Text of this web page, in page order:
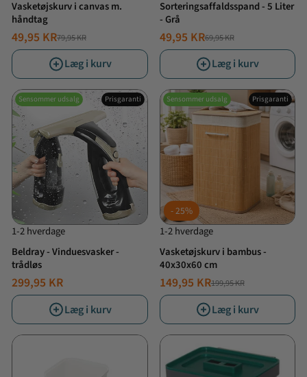
Vasketøjskurv i canvas m.
håndtag
NORMALPRIS
79,95 KR
TILBUDSPRIS
49,95 KR
Læg i kurv
Sorteringsaffaldsspand - 5 Liter
- Grå
NORMALPRIS
69,95 KR
TILBUDSPRIS
49,95 KR
Læg i kurv
Sensommer udsalg Prisgaranti
1-2 hverdage
Beldray - Vinduesvasker -
trådløs
299,95 KR
Læg i kurv
Sensommer udsalg Prisgaranti
25%
1-2 hverdage
Vasketøjskurv i bambus -
40x30x60 cm
NORMALPRIS199,95 KR
TILBUDSPRIS
149,95 KR
Læg i kurv